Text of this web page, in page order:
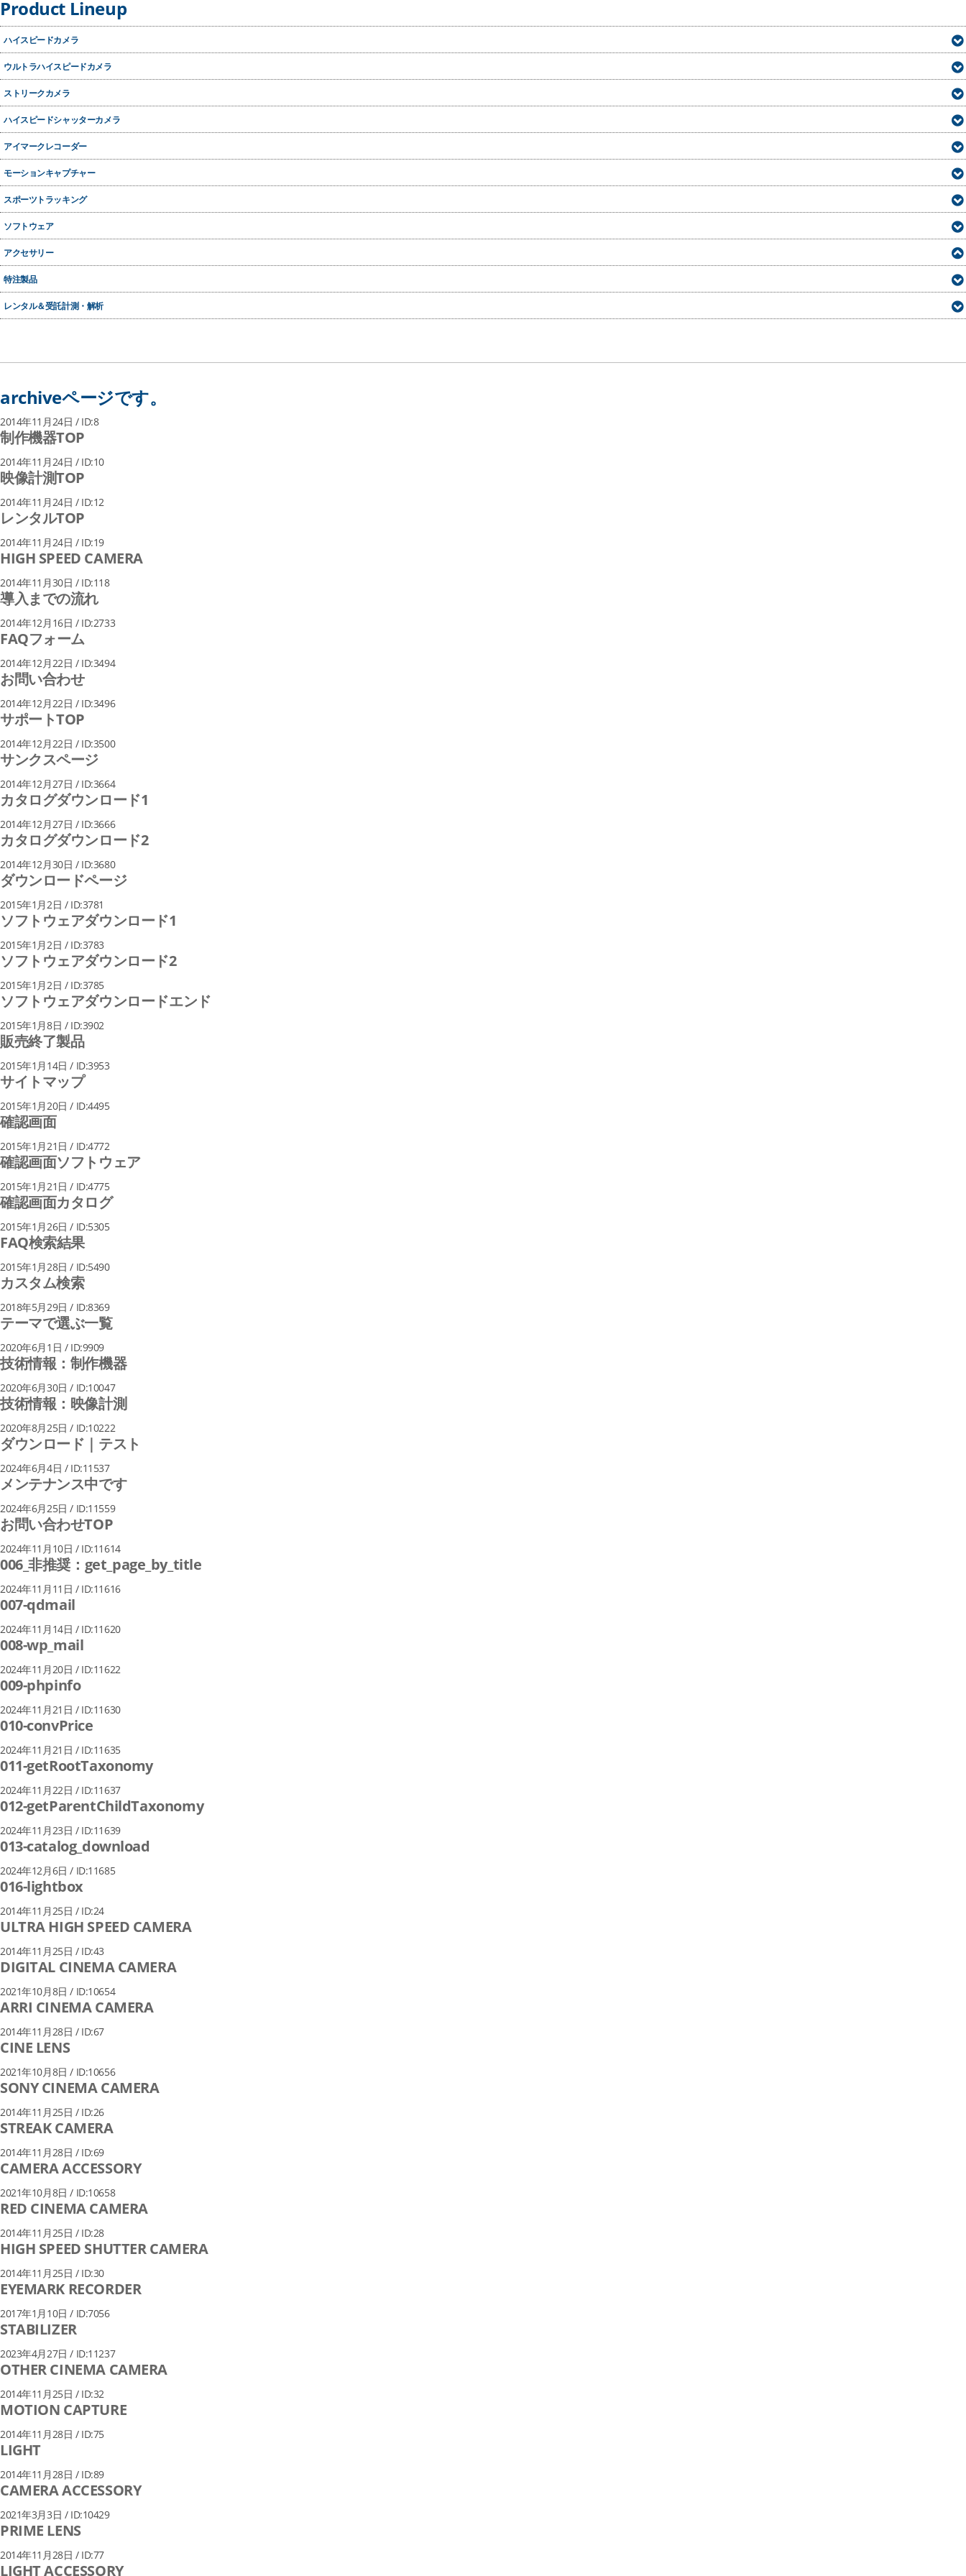
Product Lineup
ハイスピードカメラ
ウルトラハイスピードカメラ
ストリークカメラ
ハイスピードシャッターカメラ
アイマークレコーダー
モーションキャプチャー
スポーツトラッキング
ソフトウェア
アクセサリー
二分岐光学系 TM2S
アルバプリズム
UVi
特注製品
レンタル＆受託計測・解析
archiveページです。
2014年11月24日 / ID:8
制作機器TOP
2014年11月24日 / ID:10
映像計測TOP
2014年11月24日 / ID:12
レンタルTOP
2014年11月24日 / ID:19
HIGH SPEED CAMERA
2014年11月30日 / ID:118
導入までの流れ
2014年12月16日 / ID:2733
FAQフォーム
2014年12月22日 / ID:3494
お問い合わせ
2014年12月22日 / ID:3496
サポートTOP
2014年12月22日 / ID:3500
サンクスページ
2014年12月27日 / ID:3664
カタログダウンロード1
2014年12月27日 / ID:3666
カタログダウンロード2
2014年12月30日 / ID:3680
ダウンロードページ
2015年1月2日 / ID:3781
ソフトウェアダウンロード1
2015年1月2日 / ID:3783
ソフトウェアダウンロード2
2015年1月2日 / ID:3785
ソフトウェアダウンロードエンド
2015年1月8日 / ID:3902
販売終了製品
2015年1月14日 / ID:3953
サイトマップ
2015年1月20日 / ID:4495
確認画面
2015年1月21日 / ID:4772
確認画面ソフトウェア
2015年1月21日 / ID:4775
確認画面カタログ
2015年1月26日 / ID:5305
FAQ検索結果
2015年1月28日 / ID:5490
カスタム検索
2018年5月29日 / ID:8369
テーマで選ぶ一覧
2020年6月1日 / ID:9909
技術情報：制作機器
2020年6月30日 / ID:10047
技術情報：映像計測
2020年8月25日 / ID:10222
ダウンロード｜テスト
2024年6月4日 / ID:11537
メンテナンス中です
2024年6月25日 / ID:11559
お問い合わせTOP
2024年11月10日 / ID:11614
006_非推奨：get_page_by_title
2024年11月11日 / ID:11616
007-qdmail
2024年11月14日 / ID:11620
008-wp_mail
2024年11月20日 / ID:11622
009-phpinfo
2024年11月21日 / ID:11630
010-convPrice
2024年11月21日 / ID:11635
011-getRootTaxonomy
2024年11月22日 / ID:11637
012-getParentChildTaxonomy
2024年11月23日 / ID:11639
013-catalog_download
2024年12月6日 / ID:11685
016-lightbox
2014年11月25日 / ID:24
ULTRA HIGH SPEED CAMERA
2014年11月25日 / ID:43
DIGITAL CINEMA CAMERA
2021年10月8日 / ID:10654
ARRI CINEMA CAMERA
2014年11月28日 / ID:67
CINE LENS
2021年10月8日 / ID:10656
SONY CINEMA CAMERA
2014年11月25日 / ID:26
STREAK CAMERA
2014年11月28日 / ID:69
CAMERA ACCESSORY
2021年10月8日 / ID:10658
RED CINEMA CAMERA
2014年11月25日 / ID:28
HIGH SPEED SHUTTER CAMERA
2014年11月25日 / ID:30
EYEMARK RECORDER
2017年1月10日 / ID:7056
STABILIZER
2023年4月27日 / ID:11237
OTHER CINEMA CAMERA
2014年11月25日 / ID:32
MOTION CAPTURE
2014年11月28日 / ID:75
LIGHT
2014年11月28日 / ID:89
CAMERA ACCESSORY
2021年3月3日 / ID:10429
PRIME LENS
2014年11月28日 / ID:77
LIGHT ACCESSORY